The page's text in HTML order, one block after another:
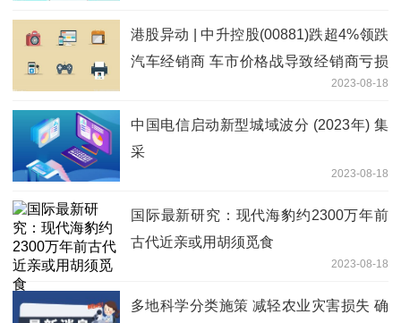
港股异动 | 中升控股(00881)跌超4%领跌
汽车经销商 车市价格战导致经销商亏损
2023-08-18
中国电信启动新型城域波分 (2023年) 集
采
2023-08-18
国际最新研究：现代海豹约2300万年前
古代近亲或用胡须觅食
2023-08-18
多地科学分类施策 减轻农业灾害损失 确